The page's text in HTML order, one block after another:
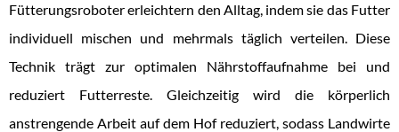
Fütterungsroboter erleichtern den Alltag, indem sie das Futter
individuell mischen und mehrmals täglich verteilen. Diese
Technik trägt zur optimalen Nährstoffaufnahme bei und
reduziert Futterreste. Gleichzeitig wird die körperlich
anstrengende Arbeit auf dem Hof reduziert, sodass Landwirte